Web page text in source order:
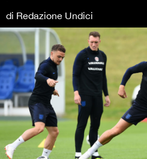
di Redazione Undici